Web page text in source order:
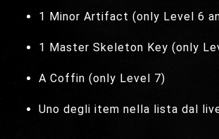
1 Minor Artifact (only Level 6
1 Master Skeleton Key (only
A Coffin (only Level 7)
Uno degli item nella lista dal